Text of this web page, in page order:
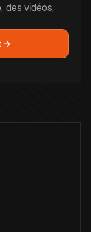
des vidéos,
→